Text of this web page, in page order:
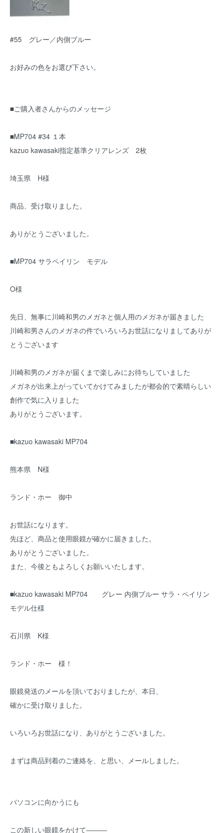
#55 グレー／内側ブルー
お好みの色をお選び下さい。
■ご購入者さんからのメッセージ
■MP704 #34 １本
kazuo kawasaki指定基準クリアレンズ 2枚
埼玉県 H様
商品、受け取りました。
ありがとうございました。
■MP704 サラペイリン モデル
O様
先日、無事に川崎和男のメガネと個人用のメガネが届きました
川崎和男さんのメガネの件でいろいろお世話になりましてありが
とうございます
川崎和男のメガネが届くまで楽しみにお待ちしていました
メガネが出来上がっていてかけてみましたが都会的で素晴らしい
創作で気に入りました
ありがとうございます。
■kazuo kawasaki MP704
熊本県 N様
ランド・ホー 御中
お世話になります。
先ほど、商品と使用眼鏡が確かに届きました。
ありがとうございました。
また、今後ともよろしくお願いいたします。
■kazuo kawasaki MP704 グレー 内側ブルー サラ・ペイリン
モデル仕様
石川県 K様
ランド・ホー 様！
眼鏡発送のメールを頂いておりましたが、本日、
確かに受け取りました。
いろいろお世話になり、ありがとうございました。
まずは商品到着のご連絡を、と思い、メールしました。
パソコンに向かうにも
この新しい眼鏡をかけて―――